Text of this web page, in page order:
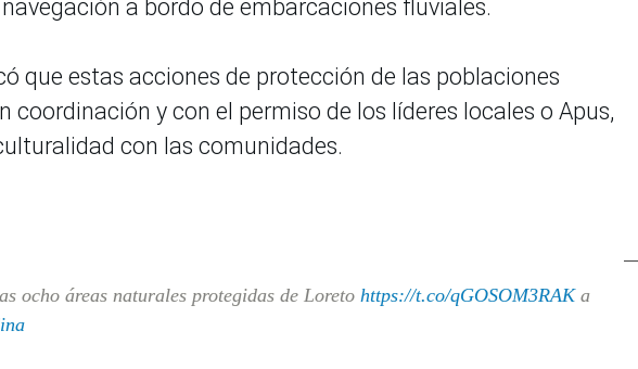
a bordo de embarcaciones fluviales.
que estas acciones de protección de las poblaciones
coordinación y con el permiso de los líderes locales o Apus,
con las comunidades.
ocho áreas naturales protegidas de Loreto https://t.co/qGOSOM3RAKa